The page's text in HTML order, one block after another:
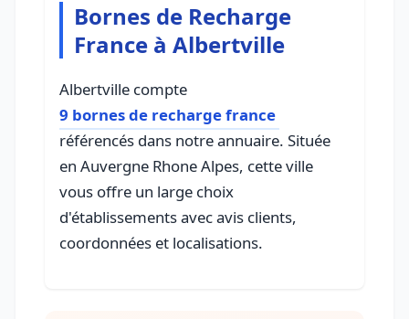
Bornes de Recharge
France à Albertville
Albertville compte
9 bornes de recharge france
référencés dans notre annuaire. Située
en Auvergne Rhone Alpes, cette ville
vous offre un large choix
d'établissements avec avis clients,
coordonnées et localisations.